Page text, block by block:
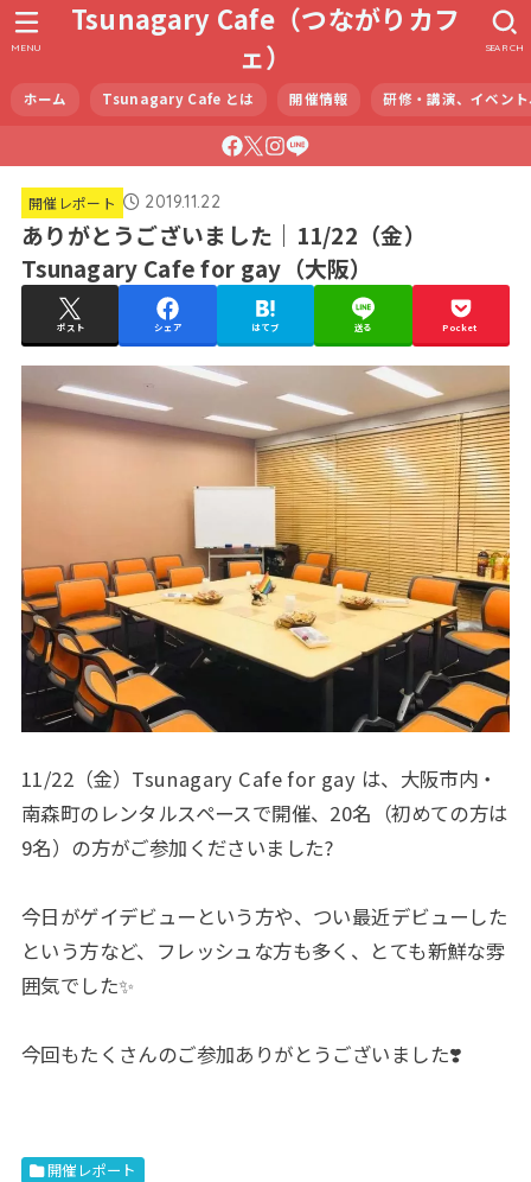
Tsunagary Cafe（つながりカフ
ェ）
ホーム Tsunagary Cafe とは 開催情報 研修・講演、イベン
SEARCH
MENU
開催レポート 2019.11.22
ありがとうございました｜11/22（金）
Tsunagary Cafe for gay（大阪）
ポスト シェア はてブ 送る Pocket
11/22（金）Tsunagary Cafe for gay は、大阪市内・
南森町のレンタルスペースで開催、20名（初めての方は
9名）の方がご参加くださいました?
今日がゲイデビューという方や、つい最近デビューした
という方など、フレッシュな方も多く、とても新鮮な雰
囲気でした✨
今回もたくさんのご参加ありがとうございました❣️
開催レポート